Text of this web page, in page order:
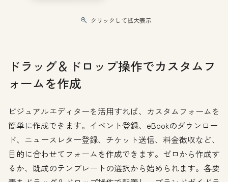
クリックして拡大表示
ドラッグ＆ドロップ操作でカスタムフ
ォームを作成
ビジュアルエディターを活用すれば、カスタムフォームを
簡単に作成できます。イベント登録、eBookのダウンロー
ド、ニュースレター登録、チケット送信、料金徴収など、
目的に合わせてフォームを作成できます。ゼロから作成す
るか、既成のテンプレートの選択から始められます。各要